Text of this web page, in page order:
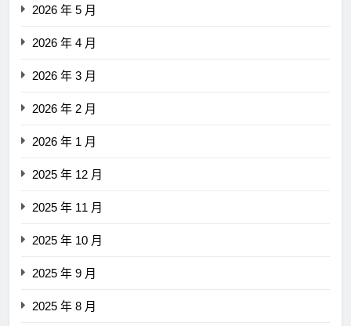
2026 年 5 月
2026 年 4 月
2026 年 3 月
2026 年 2 月
2026 年 1 月
2025 年 12 月
2025 年 11 月
2025 年 10 月
2025 年 9 月
2025 年 8 月